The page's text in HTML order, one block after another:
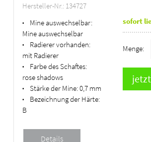
Hersteller-Nr.: 134727
•
Mine auswechselbar:
Mine auswechselbar
•
Radierer vorhanden:
mit Radierer
•
Farbe des Schaftes:
rose shadows
• Stärke der Mine:0,7 mm
•
Bezeichnung der Härte:
B
sofort
Menge: